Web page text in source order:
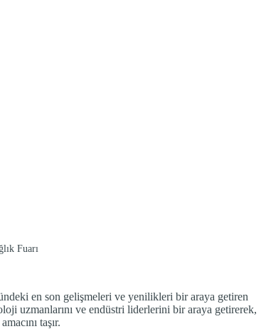
Fuarı
en son gelişmeleri ve yenilikleri bir araya getiren
uzmanlarını ve endüstri liderlerini bir araya getirerek,
taşır.